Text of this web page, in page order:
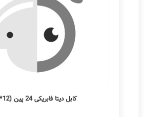
کابل دیتا فابریکی 24 پین (12*2)